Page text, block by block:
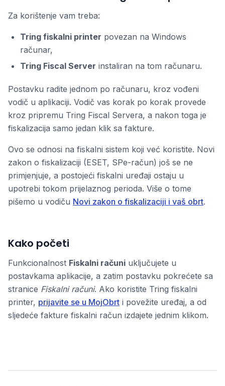
Za korištenje vam treba:
Tring fiskalni printer povezan na Windows
računar,
Tring Fiscal Server instaliran na tom računaru.
Postavku radite jednom po računaru, kroz vođeni
vodič u aplikaciji. Vodič vas korak po korak provede
kroz pripremu Tring Fiscal Servera, a nakon toga je
fiskalizacija samo jedan klik sa fakture.
Ovo se odnosi na fiskalni sistem koji već koristite. Novi
zakon o fiskalizaciji (ESET, SPe-račun) još se ne
primjenjuje, a postojeći fiskalni uređaji ostaju u
upotrebi tokom prijelaznog perioda. Više o tome
pišemo u vodiču Novi zakon o fiskalizaciji i vaš obrt.
Kako početi
Funkcionalnost Fiskalni računi uključujete u
postavkama aplikacije, a zatim postavku pokrećete sa
stranice Fiskalni računi. Ako koristite Tring fiskalni
printer, prijavite se u MojObrt i povežite uređaj, a od
sljedeće fakture fiskalni račun izdajete jednim klikom.